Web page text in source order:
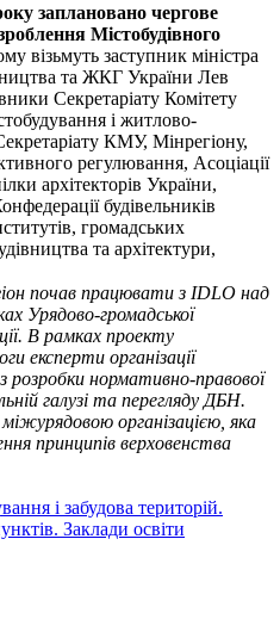
заплановано чергове
Містобудівного
візьмуть заступник міністра
та ЖКГ України Лев
Секретаріату Комітету
і житлово-
КМУ, Мінрегіону,
регулювання, Асоціації
архітекторів України,
будівельників
громадських
та архітектури,
почав працювати з IDLO над
Урядово-громадської
В рамках проекту
експерти організації
розробки нормативно-правової
галузі та перегляду ДБН.
організацією, яка
принципів верховенства
і забудова територій.
Заклади освіти